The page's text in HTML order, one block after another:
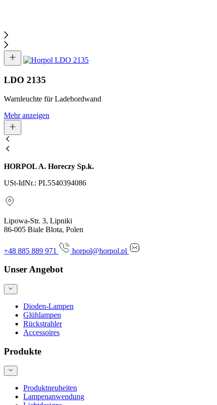
LDO 2135
Warnleuchte für Ladebordwand
Mehr anzeigen
HORPOL A. Horeczy Sp.k.
USt-IdNr.: PL5540394086
Lipowa-Str. 3, Lipniki
86-005 Biale Blota, Polen
+48 885 889 971 horpol@horpol.pl
Unser Angebot
Dioden-Lampen
Glühlampen
Rückstrahler
Accessoires
Produkte
Produktneuheiten
Lampenanwendung